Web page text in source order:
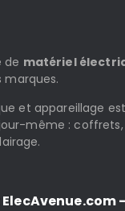
de matériel
marques.
et appareillage
même :